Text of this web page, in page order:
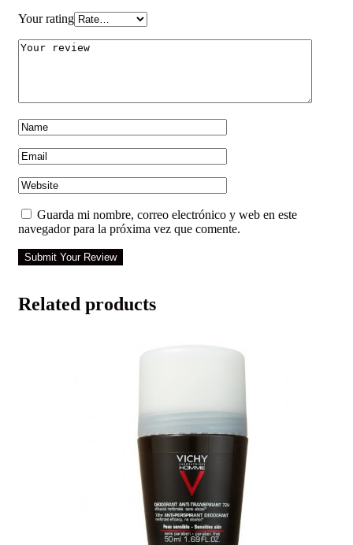
Your rating
Guarda mi nombre, correo electrónico y web en este
navegador para la próxima vez que comente.
Submit Your Review
Related products